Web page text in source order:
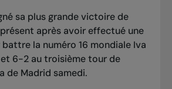
sa plus grande victoire de
après avoir effectué une
la numéro 16 mondiale Iva
6-2 au troisième tour de
de Madrid samedi.